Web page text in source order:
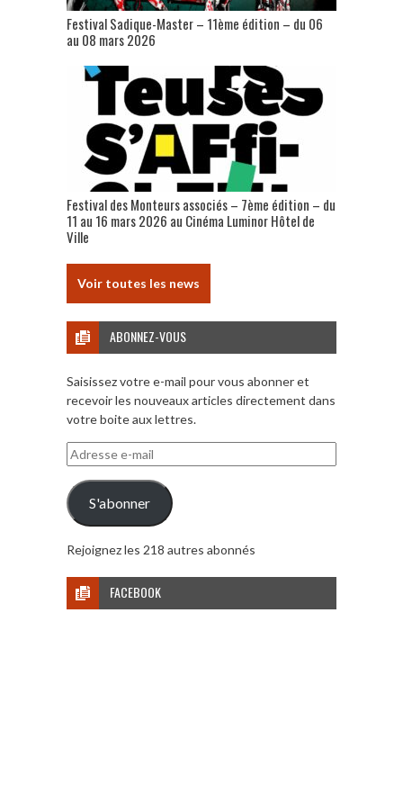
Festival Sadique-Master – 11ème édition – du 06
au 08 mars 2026
Festival des Monteurs associés – 7ème édition – du
11 au 16 mars 2026 au Cinéma Luminor Hôtel de
Ville
Voir toutes les news
ABONNEZ-VOUS
Saisissez votre e-mail pour vous abonner et
recevoir les nouveaux articles directement dans
votre boite aux lettres.
Adresse
e-
mail
S'abonner
Rejoignez les 218 autres abonnés
FACEBOOK